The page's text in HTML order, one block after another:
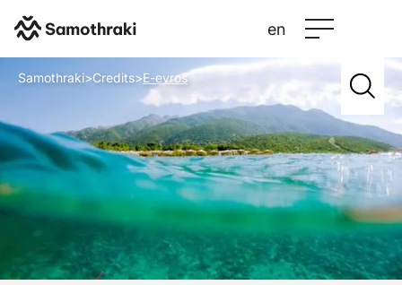
en
Samothraki>Credits>E-evros